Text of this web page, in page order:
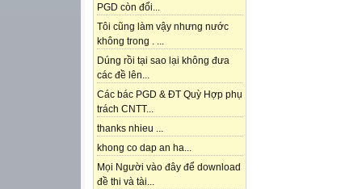
PGD còn đổi...
Tôi cũng làm vậy nhưng nước
không trong . ...
Dúng rồi tại sao lại không đưa
các đề lên...
Các bác PGD & ĐT Quỳ Hợp phụ
trách CNTT...
thanks nhieu ...
khong co dap an ha...
Mọi Người vào đây để download
đề thi và tài...